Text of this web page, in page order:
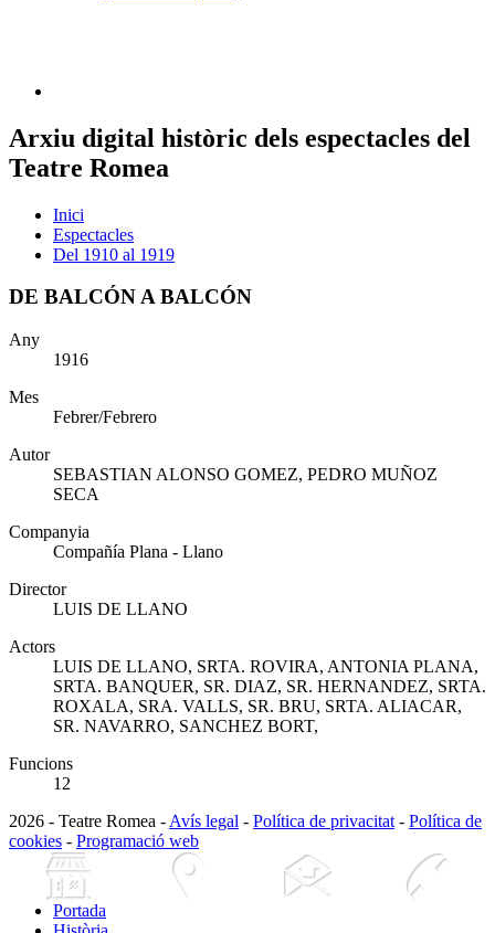
Arxiu digital històric dels espectacles del
Teatre Romea
Inici
Espectacles
Del 1910 al 1919
DE BALCÓN A BALCÓN
Any
1916
Mes
Febrer/Febrero
Autor
SEBASTIAN ALONSO GOMEZ, PEDRO MUÑOZ
SECA
Companyia
Compañía Plana - Llano
Director
LUIS DE LLANO
Actors
LUIS DE LLANO, SRTA. ROVIRA, ANTONIA PLANA,
SRTA. BANQUER, SR. DIAZ, SR. HERNANDEZ, SRTA.
ROXALA, SRA. VALLS, SR. BRU, SRTA. ALIACAR,
SR. NAVARRO, SANCHEZ BORT,
Funcions
12
2026 - Teatre Romea - Avís legal - Política de privacitat - Política de
cookies - Programació web
Portada